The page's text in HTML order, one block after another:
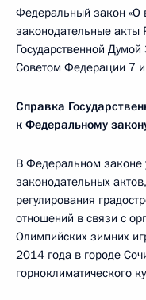
Федеральный закон «О
законодательные акты
Государственной
Советом Федерации 7
Справка
к Федеральному
В Федеральном законе
законодательных
регулирования
отношений в связи с
Олимпийских зимних
2014 года в городе
горноклиматического